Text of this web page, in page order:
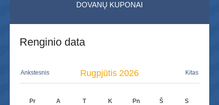
DOVANŲ KUPONAI
Renginio data
Ankstesnis Kitas
Rugpjūtis 2026
Pr A T K Pn Š S